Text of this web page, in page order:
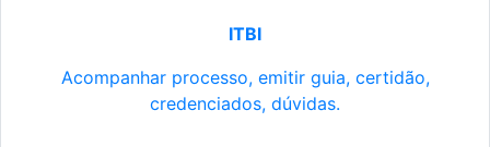
ITBI
Acompanhar processo, emitir guia, certidão,
credenciados, dúvidas.